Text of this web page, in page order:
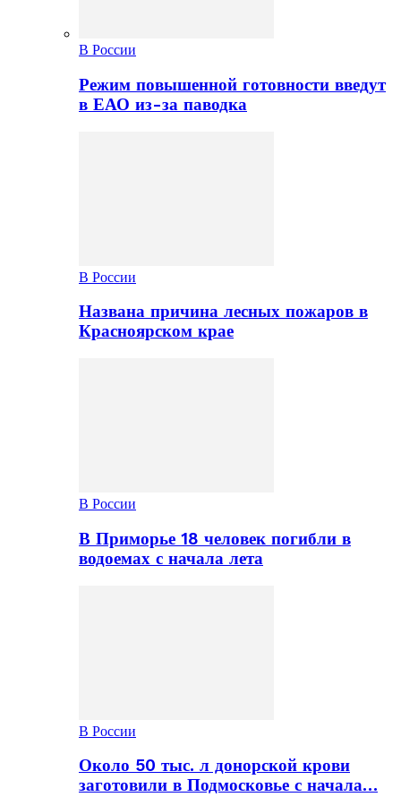
В России
Режим повышенной готовности введут
в ЕАО из-за паводка
В России
Названа причина лесных пожаров в
Красноярском крае
В России
В Приморье 18 человек погибли в
водоемах с начала лета
В России
Около 50 тыс. л донорской крови
заготовили в Подмосковье с начала…